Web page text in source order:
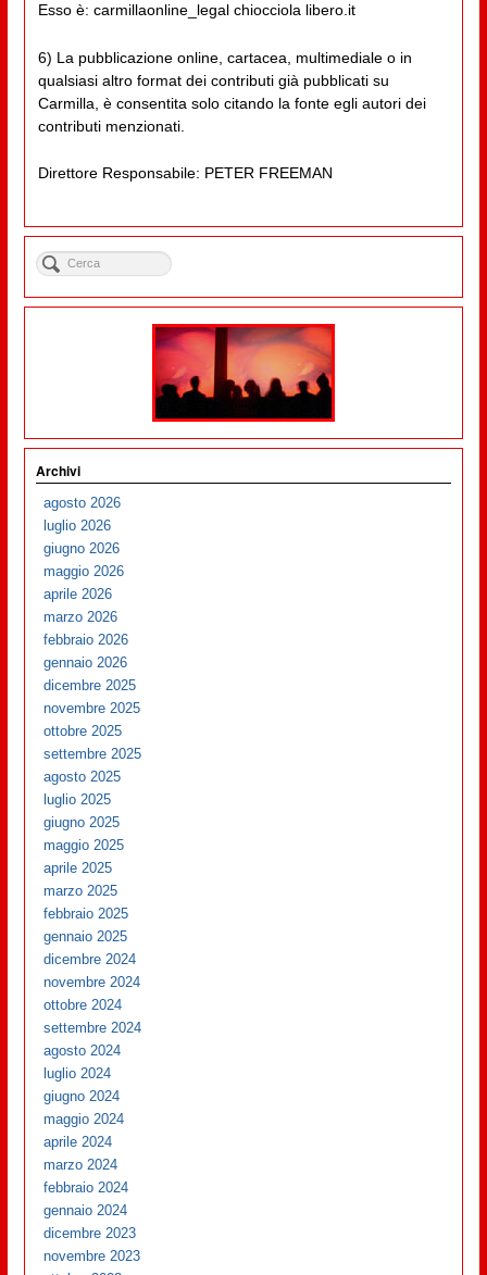
Esso è: carmillaonline_legal chiocciola libero.it
6) La pubblicazione online, cartacea, multimediale o in
qualsiasi altro format dei contributi già pubblicati su
Carmilla, è consentita solo citando la fonte egli autori dei
contributi menzionati.
Direttore Responsabile: PETER FREEMAN
Archivi
agosto 2026
luglio 2026
giugno 2026
maggio 2026
aprile 2026
marzo 2026
febbraio 2026
gennaio 2026
dicembre 2025
novembre 2025
ottobre 2025
settembre 2025
agosto 2025
luglio 2025
giugno 2025
maggio 2025
aprile 2025
marzo 2025
febbraio 2025
gennaio 2025
dicembre 2024
novembre 2024
ottobre 2024
settembre 2024
agosto 2024
luglio 2024
giugno 2024
maggio 2024
aprile 2024
marzo 2024
febbraio 2024
gennaio 2024
dicembre 2023
novembre 2023